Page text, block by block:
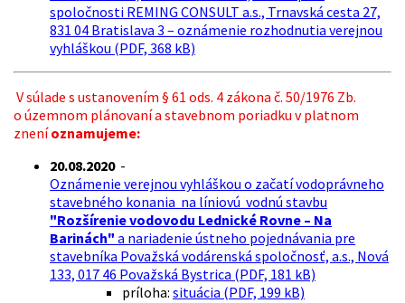
spoločnosti REMING CONSULT a.s., Trnavská cesta 27,
831 04 Bratislava 3 – oznámenie rozhodnutia verejnou
vyhláškou (PDF, 368 kB)
V súlade s ustanovením § 61 ods. 4 zákona č. 50/1976 Zb.
o územnom plánovaní a stavebnom poriadku v platnom
zneníoznamujeme:
20.08.2020 -
Oznámenie verejnou vyhláškou o začatí vodoprávneho
stavebného konania na líniovú vodnú stavbu
"Rozšírenie vodovodu Lednické Rovne – Na
Barinách" a nariadenie ústneho pojednávania pre
stavebníka Považská vodárenská spoločnosť, a.s., Nová
133, 017 46 Považská Bystrica (PDF, 181 kB)
príloha: situácia (PDF, 199 kB)